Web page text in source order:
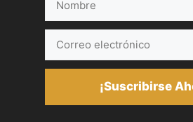
electrónico
¡Suscribirse